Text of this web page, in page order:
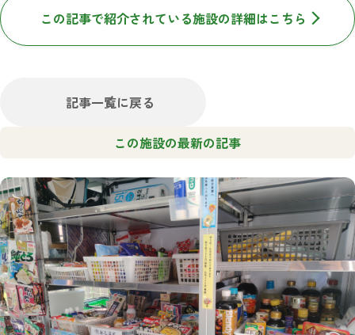
この記事で紹介されている施設の詳細はこちら
記事一覧に戻る
この施設の最新の記事